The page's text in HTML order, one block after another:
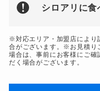
シロアリに
※対応エリア・加盟店により
合がございます。※お見積り
場合は、事前にお客様にご確
だく場合がございます。